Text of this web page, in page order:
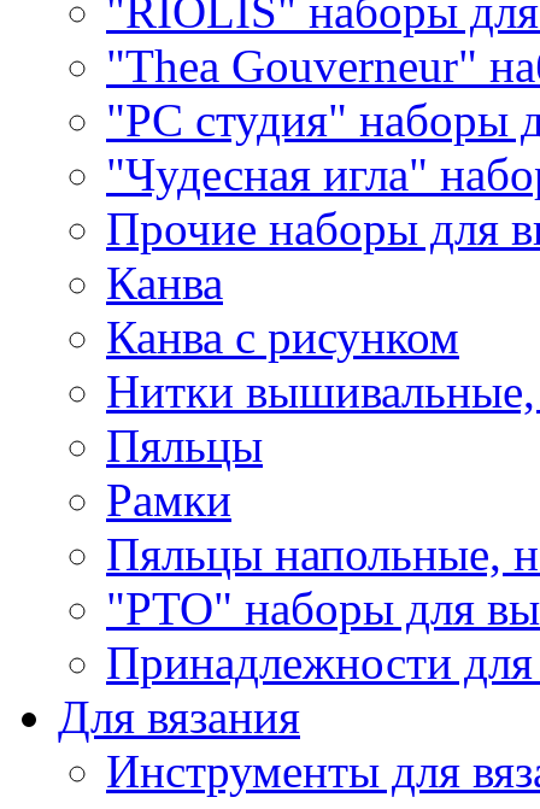
"RIOLIS" наборы
"Thea Gouverneur"
"РС студия" наборы
"Чудесная игла"
Прочие наборы для
Канва
Канва с рисунком
Нитки
Пяльцы
Рамки
Пяльцы напольные,
"РТО" наборы для
Принадлежности
Для вязания
Инструменты для